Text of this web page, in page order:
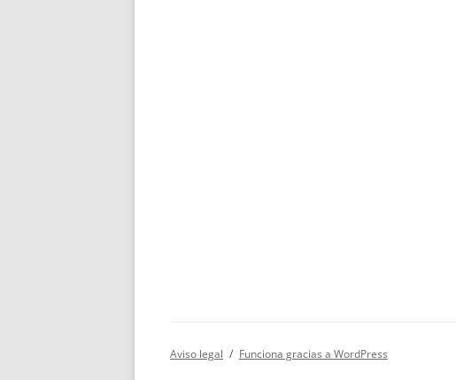
Aviso legal Funciona gracias a WordPress